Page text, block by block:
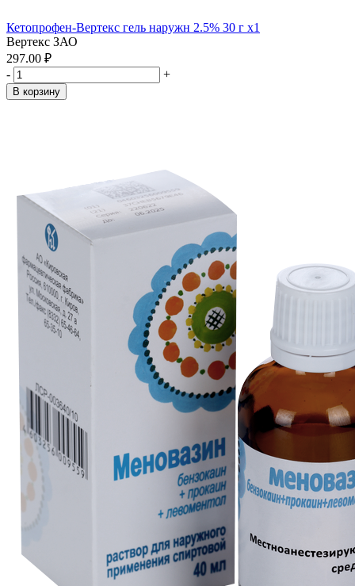
Кетопрофен-Вертекс гель наружн 2.5% 30 г x1
Вертекс ЗАО
297.00 ₽
-
+
В корзину